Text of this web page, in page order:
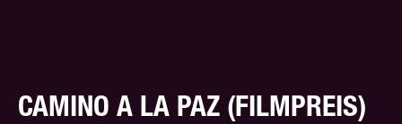
CAMINO A LA PAZ (FILMPREIS)